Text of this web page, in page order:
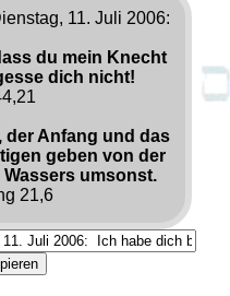
11. Juli 2006:
du mein Knecht
dich nicht!
der Anfang und das
geben von der
umsonst.
21,6